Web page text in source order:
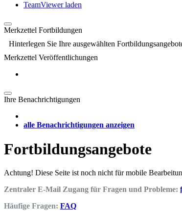
TeamViewer laden
Merkzettel Fortbildungen
Hinterlegen Sie Ihre ausgewählten
Merkzettel Veröffentlichungen
Ihre Benachrichtigungen
alle Benachrichtigungen anzeigen
Fortbildungsangebote
Achtung! Diese Seite ist noch nicht für mobile
Zentraler E-Mail Zugang für Fragen und Probleme:
Häufige Fragen: FAQ